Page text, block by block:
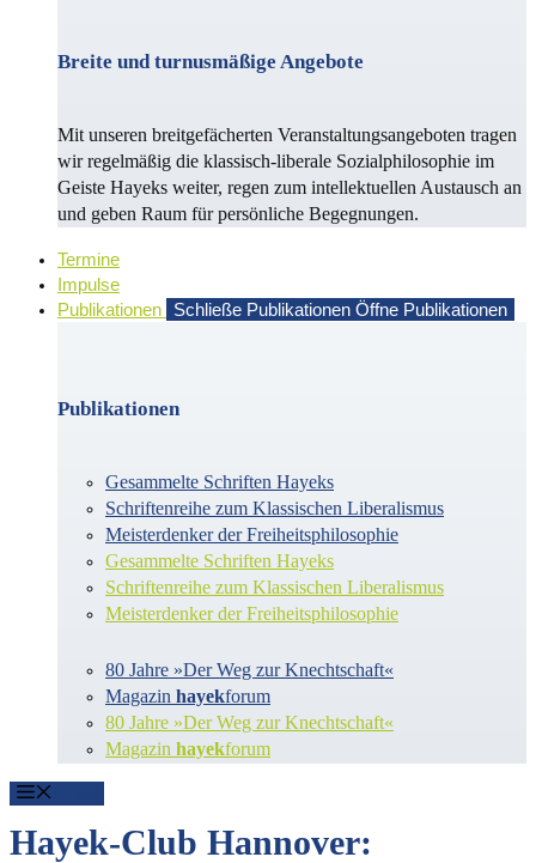
Breite und turnusmäßige Angebote
Mit unseren breitgefächerten Veranstaltungsangeboten tragen
wir regelmäßig die klassisch-liberale Sozialphilosophie im
Geiste Hayeks weiter, regen zum intellektuellen Austausch an
und geben Raum für persönliche Begegnungen.
Termine
Impulse
Publikationen
Schließe Publikationen Öffne Publikationen
Publikationen
Gesammelte Schriften Hayeks
Schriftenreihe zum Klassischen Liberalismus
Meisterdenker der Freiheitsphilosophie
Gesammelte Schriften Hayeks
Schriftenreihe zum Klassischen Liberalismus
Meisterdenker der Freiheitsphilosophie
80 Jahre »Der Weg zur Knechtschaft«
Magazin hayekforum
80 Jahre »Der Weg zur Knechtschaft«
Magazin hayekforum
Hayek-Club Hannover: